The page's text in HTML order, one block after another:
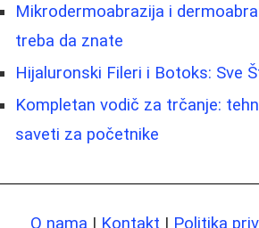
Mikrodermoabrazija i
treba da znate
Hijaluronski Fileri i Botoks: Sve
Kompletan vodič za trčanje:
saveti za početnike
O nama | Kontakt | Politika